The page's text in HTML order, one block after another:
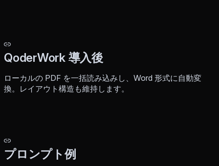
QoderWork 導入後
ローカルの PDF を一括読み込みし、Word 形式に自動変
換。レイアウト構造も維持します。
プロンプト例